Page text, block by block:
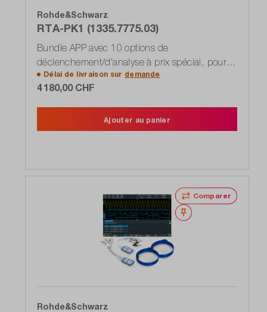
Rohde&Schwarz
RTA-PK1 (1335.7775.03)
Bundle APP avec 10 options de
déclenchement/d'analyse à prix spécial, pour
oscilloscopes RTA4000
Délai de livraison sur demande
4 180,00 CHF
Ajouter au panier
Comparer
Noter
Rohde&Schwarz